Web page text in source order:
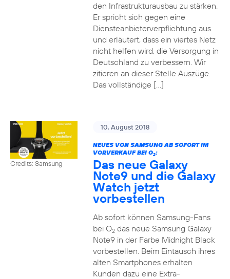
den Infrastrukturausbau zu stärken.
Er spricht sich gegen eine
Diensteanbieterverpflichtung aus
und erläutert, dass ein viertes Netz
nicht helfen wird, die Versorgung in
Deutschland zu verbessern. Wir
zitieren an dieser Stelle Auszüge.
Das vollständige […]
Credits: Samsung
10. August 2018
NEUES VON SAMSUNG AB SOFORT IM
VORVERKAUF BEI O2:
Das neue Galaxy
Note9 und die Galaxy
Watch jetzt
vorbestellen
Ab sofort können Samsung-Fans
bei O2das neue Samsung Galaxy
Note9 in der Farbe Midnight Black
vorbestellen. Beim Eintausch ihres
alten Smartphones erhalten
Kunden dazu eine Extra-